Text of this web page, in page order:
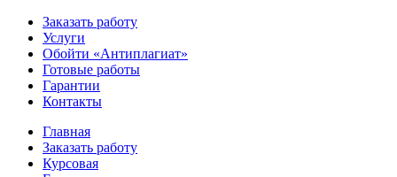
Заказать работу
Услуги
Обойти «Антиплагиат»
Готовые работы
Гарантии
Контакты
Главная
Заказать работу
Курсовая